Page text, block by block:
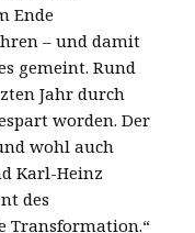
Ende
– und damit
gemeint. Rund
Jahr durch
worden. Der
wohl auch
Karl-Heinz
des
Transformation.“